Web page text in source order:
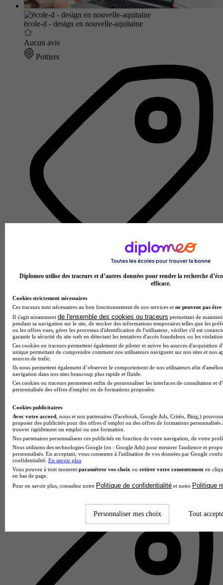
ēcole-d - design en nouvelle-aquitaine
Aucun avis
Poitiers
Design, Graphisme, 3D, Vidéo, Mode
Voir l’établissement
ESA by H3 Campus Cholet
5.0
2 avis
Cholet
Diplomeo utilise des traceurs et d’autres données pour rendre la recherche
efficace.
Cookies strictement nécessaires
Ces traceurs sont nécessaires au bon fonctionnement de nos services et ne peuvent pas être
Il s'agit notamment de l'ensemble des cookies ou traceurs permettant de
pendant sa navigation sur le site, de stocker des informations temporaires telles que les
ou les offres vues, gérer les processus d'identification de l'utilisateur, vérifier s'il est
garantir la sécurité du site web en détectant les tentatives d'accès frauduleux ou les
Ces cookies ou traceurs permettent également de piloter et suivre les sources d'acquisition
unique permettant de comprendre comment nos utilisateurs naviguent sur nos sites et nos
sources de trafic.
Ils nous permettent également d’observer le comportement de nos utilisateurs afin
navigation dans nos sites beaucoup plus rapide et fluide.
Ces cookies ou traceurs permettent enfin de personnaliser les interfaces de consultation et
personnalisée des offres d'emploi ou de formations proposées.
Cookies publicitaires
Avec votre accord , nous et nos partenaires (Facebook, Google Ads, Critéo, Bing,)
proposer des publicités pour des offres d’emploi ou des offres de formations
trouver rapidement un emploi ou une formation.
Nos partenaires personnalisent ces publicités en fonction de votre navigation, de votre
Nous utilisons des technologies Google (ex : Google Ads) pour mesurer l'audience et
personnalisés. En acceptant, vous consentez à l'utilisation de vos données par Google
confidentialité. En savoir plus
Vous pouvez à tout moment paramétrer vos choix ou retirer votre consentement en
en bas de page.
Pour en savoir plus, consultez notre Politique de confidentialité et notre Politique
Personnaliser mes choix Tout